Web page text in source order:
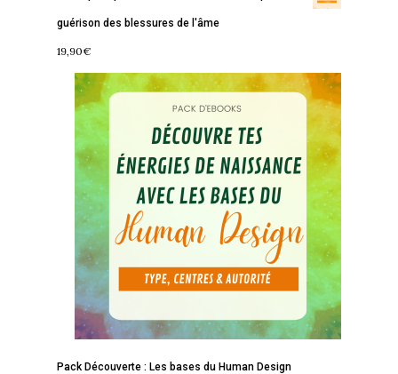
guérison des blessures de l'âme
19,90€
Pack Découverte : Les bases du Human Design
Accueil
Commence ici
Blog
Se découvrir
S’équilibrer
Se réaliser
Podcast
Accompagnements
Boutique